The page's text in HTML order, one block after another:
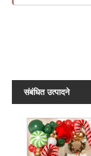
संबंधित उत्पादने